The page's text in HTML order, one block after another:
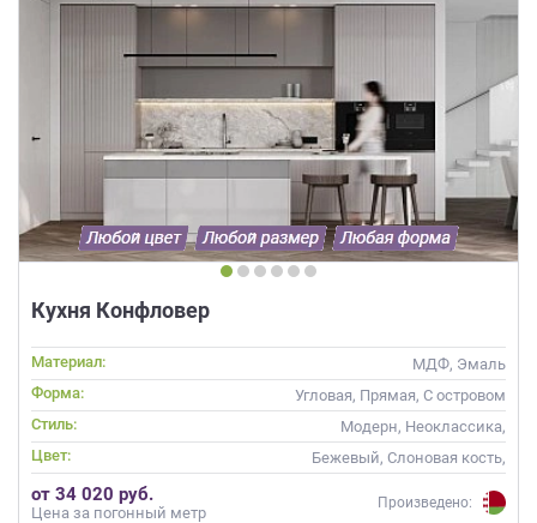
Кухня Конфловер
Материал:
МДФ, Эмаль
Форма:
Угловая, Прямая, С островом
Стиль:
Модерн, Неоклассика,
Современные
Цвет:
Бежевый, Слоновая кость,
Кремовый, Капучино
от 34 020 руб.
Цена за погонный метр
Произведено:
данных.